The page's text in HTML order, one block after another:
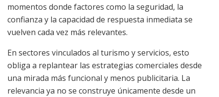
momentos donde factores como la seguridad, la
confianza y la capacidad de respuesta inmediata se
vuelven cada vez más relevantes.
En sectores vinculados al turismo y servicios, esto
obliga a replantear las estrategias comerciales desde
una mirada más funcional y menos publicitaria. La
relevancia ya no se construye únicamente desde un